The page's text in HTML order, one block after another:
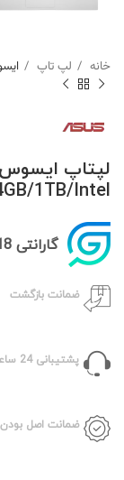
خانه لپ تاپ
1TB/Intel
گارانتی 18 ماهه
ضمانت بازگشت
پشتیبانی 24 ساعته
ضمانت اصل بودن